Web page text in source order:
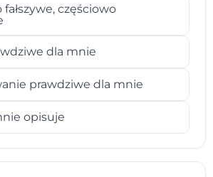
fałszywe, częściowo
dla mnie
prawdziwe dla mnie
opisuje